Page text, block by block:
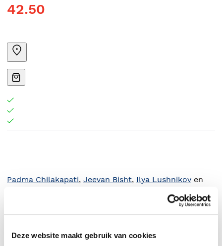
Deze website maakt gebruik van cookies
42.50
Padma Chilakapati, Jeevan Bisht, Ilya Lushnikov en